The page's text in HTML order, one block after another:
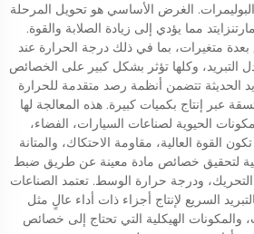
الغرض الأساسي هو تحويل المرحلة
مما يؤدي إلى زيادة الصلابة والقوة.
متغيرات، بما في ذلك درجة الحرارة عند
التبريد، وكلها تؤثر بشكل كبير على الخصائص
الحديثة تتضمن أنظمة رصد متقدمة للحرارة
عبر إنتاج بكميات كبيرة. هذه المعالجة لها
الحيوية لصناعات السيارات، الفضاء،
القوة العالية، مقاومة الاحتكاك، والمتانة
لتحقيق خصائص مادة معينة عن طريق ضبط
ودرجة حرارة الوسط. تعتمد الصناعات
السريع لإنتاج أجزاء ذات أداء عالٍ مثل
والمكونات الهيكلية التي تحتاج إلى خصائص